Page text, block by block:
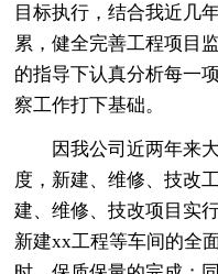
目标执行，结合我近几
累，健全完善工程项目
的指导下认真分析每一
察工作打下基础。
因我公司近两年来大
度，新建、维修、技改
建、维修、技改项目实
新建xx工程等车间的全